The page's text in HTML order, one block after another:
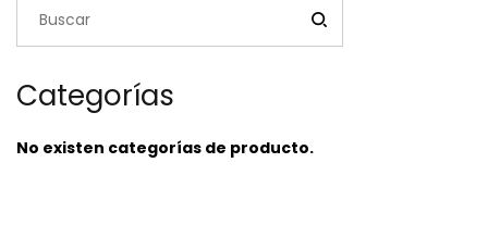
Categorías
No existen categorías de producto.